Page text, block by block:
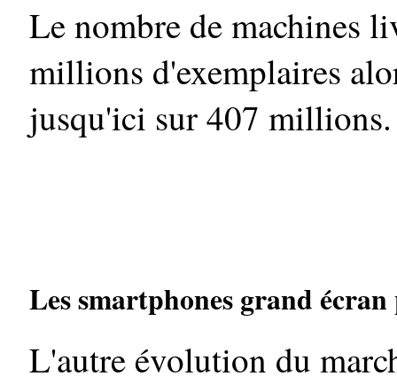
Le nombre de machines
millions d'exemplaires
jusqu'ici sur 407 millions.
Les smartphones grand
L'autre évolution du